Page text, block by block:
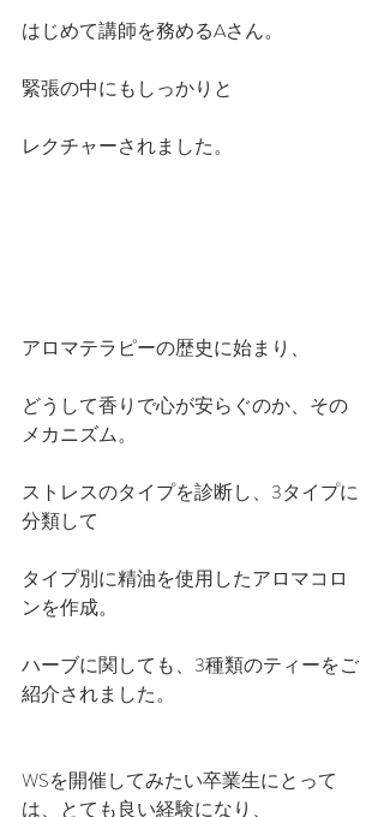
はじめて講師を務めるAさん。
緊張の中にもしっかりと
レクチャーされました。
アロマテラピーの歴史に始まり、
どうして香りで心が安らぐのか、その
メカニズム。
ストレスのタイプを診断し、3タイプに
分類して
タイプ別に精油を使用したアロマコロ
ンを作成。
ハーブに関しても、3種類のティーをご
紹介されました。
WSを開催してみたい卒業生にとって
は、とても良い経験になり、